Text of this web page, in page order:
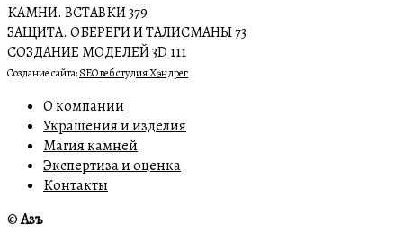
КАМНИ. ВСТАВКИ379
ЗАЩИТА. ОБЕРЕГИ И ТАЛИСМАНЫ73
СОЗДАНИЕ МОДЕЛЕЙ 3D 111
Создание сайта:SEO веб студия Хэндрег
О компании
Украшения и изделия
Магия камней
Экспертиза и оценка
Контакты
©Азъ